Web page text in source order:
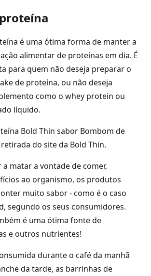
é uma ótima forma de manter a
alimentar de proteínas em dia. É
para quem não deseja preparar o
de proteína, ou não deseja
como o whey protein ou
líquido.
a matar a vontade de comer,
ao organismo, os produtos
muito sabor - como é o caso
segundo os seus consumidores.
é uma ótima fonte de
e outros nutrientes!
durante o café da manhã
da tarde, as barrinhas de